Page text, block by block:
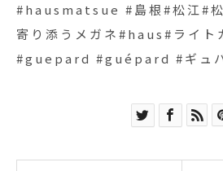
#hausmatsue #島根#松江#松
寄り添うメガネ#haus#ライト
#guepard #guépard #ギュ